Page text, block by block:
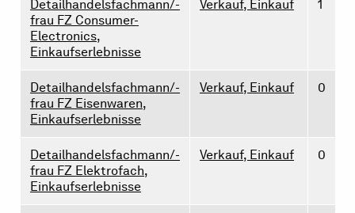
Detailhandelsfachmann/-
frau FZ Consumer-
Electronics,
Einkaufserlebnisse
Verkauf, Einkauf 1
Detailhandelsfachmann/-
frau FZ Eisenwaren,
Einkaufserlebnisse
Verkauf, Einkauf 0
Detailhandelsfachmann/-
frau FZ Elektrofach,
Einkaufserlebnisse
Verkauf, Einkauf 0